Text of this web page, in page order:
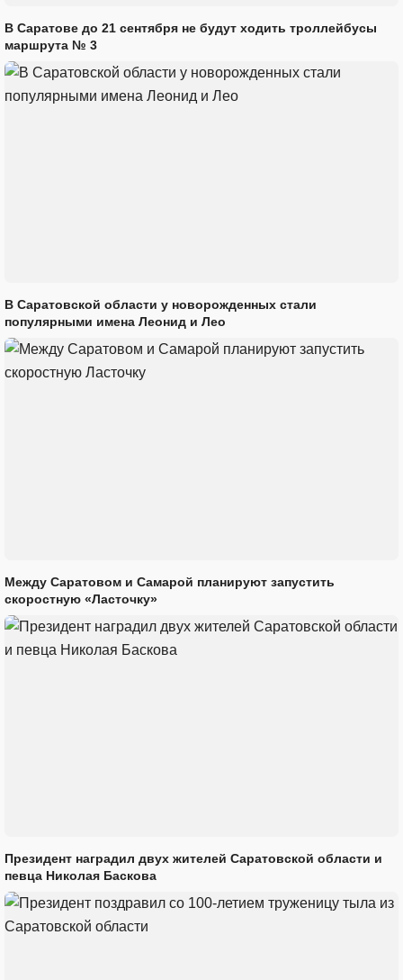
В Саратове до 21 сентября не будут ходить троллейбусы
маршрута № 3
В Саратовской области у новорожденных стали
популярными имена Леонид и Лео
Между Саратовом и Самарой планируют запустить
скоростную «Ласточку»
Президент наградил двух жителей Саратовской области и
певца Николая Баскова